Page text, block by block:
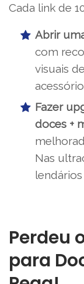
Cada link de
Abrir
com
visuais
Fazer
doces +
Nas
Perdeu
para